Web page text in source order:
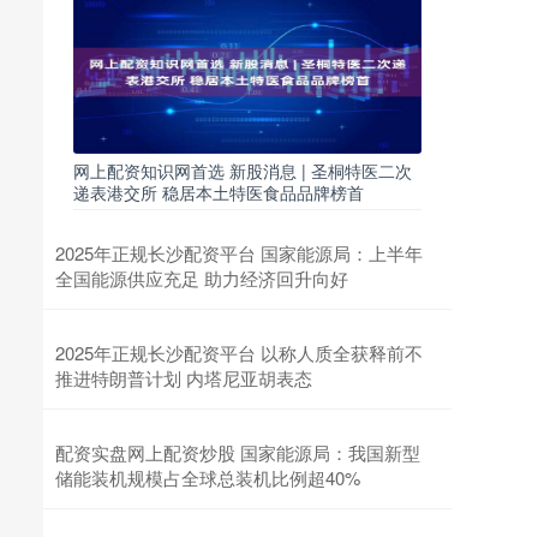
网上配资知识网首选 新股消息 | 圣桐特医二次
递表港交所 稳居本土特医食品品牌榜首
2025年正规长沙配资平台 国家能源局：上半年
全国能源供应充足 助力经济回升向好
2025年正规长沙配资平台 以称人质全获释前不
推进特朗普计划 内塔尼亚胡表态
配资实盘网上配资炒股 国家能源局：我国新型
储能装机规模占全球总装机比例超40%